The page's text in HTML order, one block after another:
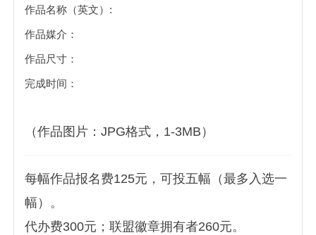
作品名称（英文）:
作品媒介：
作品尺寸：
完成时间：
️（作品图片：JPG格式，1-3MB）
每幅作品报名费125元，可投五幅（最多入选一
幅）。
代办费300元；联盟徽章拥有者260元。